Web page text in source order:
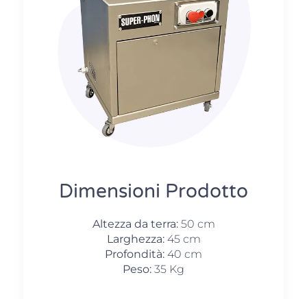
Dimensioni Prodotto
Altezza da terra:50 cm
Larghezza:45 cm
Profondità: 40 cm
Peso: 35 Kg